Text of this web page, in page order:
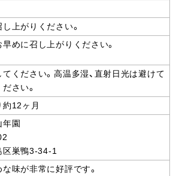
上がりください。
めに召し上がりください。
ください。高温多湿、直射日光は避けて
さい。
12ヶ月
年園
区巣鴨3-34-1
味が非常に好評です。